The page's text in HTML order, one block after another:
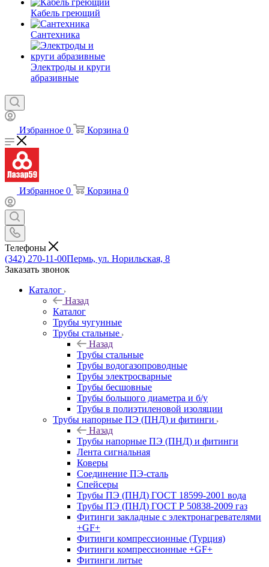
Кабель греющий
Сантехника
Электроды и круги
абразивные
Избранное 0 Корзина 0
Избранное 0 Корзина 0
Телефоны
(342) 270-11-00Пермь, ул. Норильская, 8
Заказать звонок
Каталог
Назад
Каталог
Трубы чугунные
Трубы стальные
Назад
Трубы стальные
Трубы водогазопроводные
Трубы электросварные
Трубы бесшовные
Трубы большого диаметра и б/у
Трубы в полиэтиленовой изоляции
Трубы напорные ПЭ (ПНД) и фитинги
Назад
Трубы напорные ПЭ (ПНД) и фитинги
Лента сигнальная
Коверы
Соединение ПЭ-сталь
Спейсеры
Трубы ПЭ (ПНД) ГОСТ 18599-2001 вода
Трубы ПЭ (ПНД) ГОСТ Р 50838-2009 газ
Фитинги закладные с электронагревателями
+GF+
Фитинги компрессионные (Турция)
Фитинги компрессионные +GF+
Фитинги литые